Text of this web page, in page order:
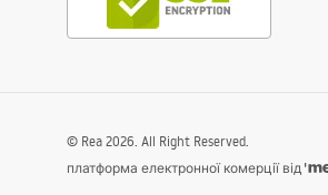
© Rea 2026. All Right Reserved.
платформа електронної комерції від